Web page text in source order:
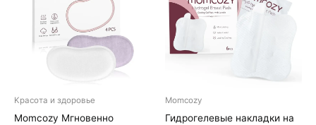
Kрасота и здоровье
Momcozy Мгновенно
Momcozy
Гидрогелевые накладки на